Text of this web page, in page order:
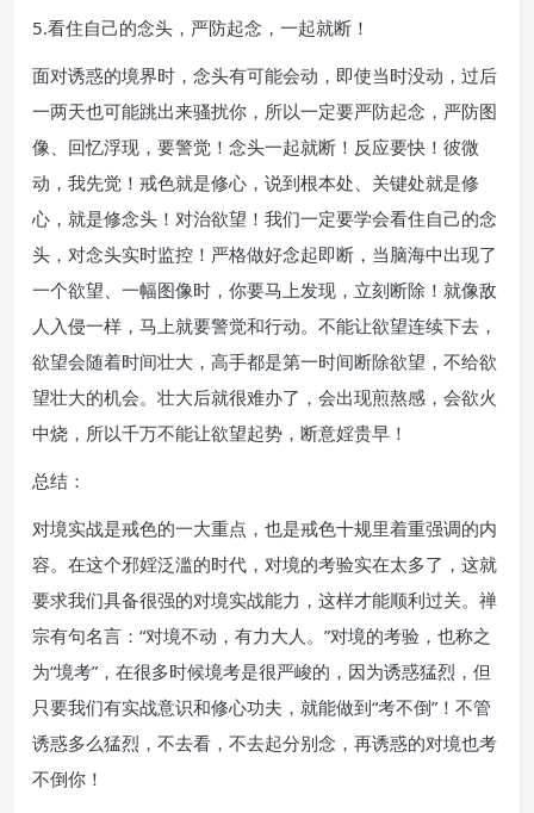
5.看住自己的念头，严防起念，一起就断！
面对诱惑的境界时，念头有可能会动，即使当时没动，过后
一两天也可能跳出来骚扰你，所以一定要严防起念，严防图
像、回忆浮现，要警觉！念头一起就断！反应要快！彼微
动，我先觉！戒色就是修心，说到根本处、关键处就是修
心，就是修念头！对治欲望！我们一定要学会看住自己的念
头，对念头实时监控！严格做好念起即断，当脑海中出现了
一个欲望、一幅图像时，你要马上发现，立刻断除！就像敌
人入侵一样，马上就要警觉和行动。不能让欲望连续下去，
欲望会随着时间壮大，高手都是第一时间断除欲望，不给欲
望壮大的机会。壮大后就很难办了，会出现煎熬感，会欲火
中烧，所以千万不能让欲望起势，断意婬贵早！
总结：
对境实战是戒色的一大重点，也是戒色十规里着重强调的内
容。在这个邪婬泛滥的时代，对境的考验实在太多了，这就
要求我们具备很强的对境实战能力，这样才能顺利过关。禅
宗有句名言：“对境不动，有力大人。”对境的考验，也称之
为“境考”，在很多时候境考是很严峻的，因为诱惑猛烈，但
只要我们有实战意识和修心功夫，就能做到“考不倒”！不管
诱惑多么猛烈，不去看，不去起分别念，再诱惑的对境也考
不倒你！